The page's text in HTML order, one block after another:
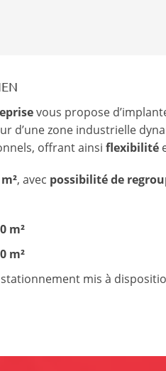
vous propose
d’une zone industrielle
offrant ainsi flexibilité
, avec possibilité de
m²
m²
stationnement mis à